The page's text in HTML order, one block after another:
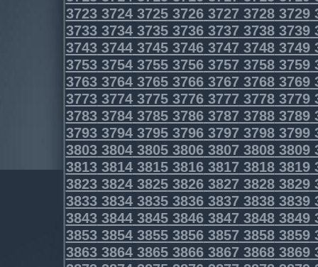
3723372437253726372737283729
3733373437353736373737383739
3743374437453746374737483749
3753375437553756375737583759
3763376437653766376737683769
3773377437753776377737783779
3783378437853786378737883789
3793379437953796379737983799
3803380438053806380738083809
3813381438153816381738183819
3823382438253826382738283829
3833383438353836383738383839
3843384438453846384738483849
3853385438553856385738583859
3863386438653866386738683869